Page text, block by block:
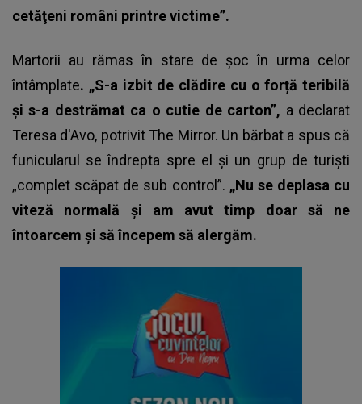
cetăţeni români printre victime”.
Martorii au rămas în stare de șoc în urma celor
întâmplate. „S-a izbit de clădire cu o forță teribilă
și s-a destrămat ca o cutie de carton”, a declarat
Teresa d'Avo, potrivit The Mirror. Un bărbat a spus că
funicularul se îndrepta spre el și un grup de turiști
„complet scăpat de sub control”. „Nu se deplasa cu
viteză normală și am avut timp doar să ne
întoarcem și să începem să alergăm.